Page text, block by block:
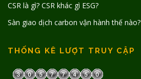
CSR là gì? CSR khác gì ESG?
Sàn giao dịch carbon vận hành thế nào?
THỐNG KÊ LƯỢT TRUY CẬP